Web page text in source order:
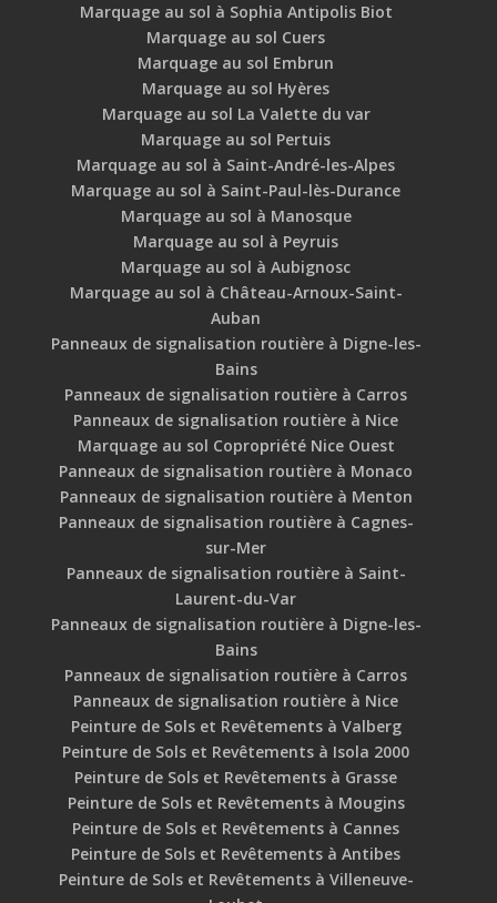
Marquage au sol à Sophia Antipolis Biot
Marquage au sol Cuers
Marquage au sol Embrun
Marquage au sol Hyères
Marquage au sol La Valette du var
Marquage au sol Pertuis
Marquage au sol à Saint-André-les-Alpes
Marquage au sol à Saint-Paul-lès-Durance
Marquage au sol à Manosque
Marquage au sol à Peyruis
Marquage au sol à Aubignosc
Marquage au sol à Château-Arnoux-Saint-
Auban
Panneaux de signalisation routière à Digne-les-
Bains
Panneaux de signalisation routière à Carros
Panneaux de signalisation routière à Nice
Marquage au sol Copropriété Nice Ouest
Panneaux de signalisation routière à Monaco
Panneaux de signalisation routière à Menton
Panneaux de signalisation routière à Cagnes-
sur-Mer
Panneaux de signalisation routière à Saint-
Laurent-du-Var
Panneaux de signalisation routière à Digne-les-
Bains
Panneaux de signalisation routière à Carros
Panneaux de signalisation routière à Nice
Peinture de Sols et Revêtements à Valberg
Peinture de Sols et Revêtements à Isola 2000
Peinture de Sols et Revêtements à Grasse
Peinture de Sols et Revêtements à Mougins
Peinture de Sols et Revêtements à Cannes
Peinture de Sols et Revêtements à Antibes
Peinture de Sols et Revêtements à Villeneuve-